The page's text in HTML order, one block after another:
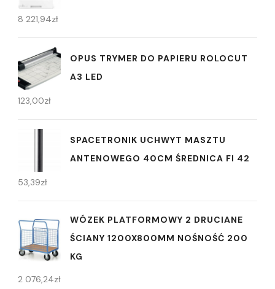
8 221,94zł
OPUS TRYMER DO PAPIERU ROLOCUT
A3 LED
123,00zł
SPACETRONIK UCHWYT MASZTU
ANTENOWEGO 40CM ŚREDNICA FI 42
53,39zł
WÓZEK PLATFORMOWY 2 DRUCIANE
ŚCIANY 1200X800MM NOŚNOŚĆ 200
KG
2 076,24zł